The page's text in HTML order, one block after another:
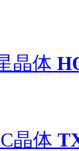
晶体
晶体